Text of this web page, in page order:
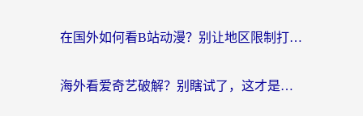
在国外如何看B站动漫？别让地区限制打断你的追番节奏
海外看爱奇艺破解？别瞎试了，这才是留学生华人追剧看球的正确打开方式